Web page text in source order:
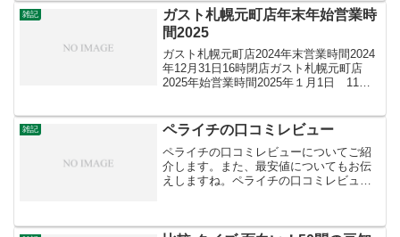
ます。紫外線は肌のシミや老化を促進さ
せる要因となります。また...
雑記
ガスト札幌元町店年末年始営業時
間2025
ガスト札幌元町店2024年末営業時間2024
年12月31日16時閉店ガスト札幌元町店
2025年始営業時間2025年１月1日 11時
雑記 ペライチの口コミレビュー
ペライチの口コミレビューについてご紹
介します。また、最安値についてもお伝
えしますね。ペライチの口コミレビュー